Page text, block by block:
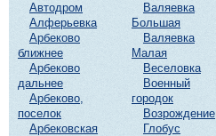
Автодром
Алферьевка
Арбеково
ближнее
Арбеково
дальнее
Арбеково,
поселок
Арбековская
Валяевка
Большая
Валяевка
Малая
Веселовка
Военный
городок
Возрождение
Глобус